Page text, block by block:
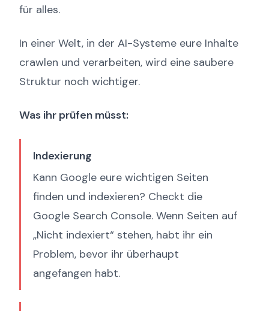
für alles.
In einer Welt, in der AI-Systeme eure Inhalte
crawlen und verarbeiten, wird eine saubere
Struktur noch wichtiger.
Was ihr prüfen müsst:
Indexierung
Kann Google eure wichtigen Seiten
finden und indexieren? Checkt die
Google Search Console. Wenn Seiten auf
„Nicht indexiert“ stehen, habt ihr ein
Problem, bevor ihr überhaupt
angefangen habt.